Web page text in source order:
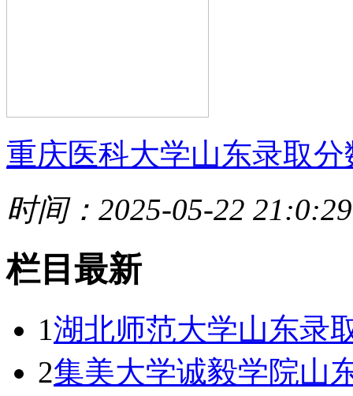
重庆医科大学山东录取分
时间：2025-05-22 21:0:29
栏目最新
1湖北师范大学山东录
2集美大学诚毅学院山